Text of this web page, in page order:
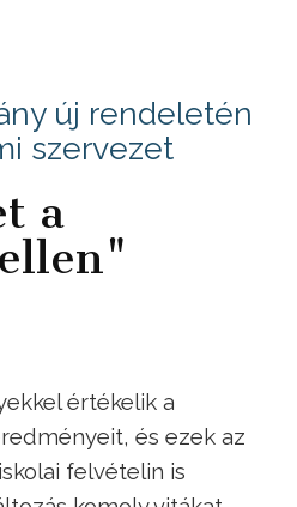
új rendeletén
szervezet
a
értékelik a
és ezek az
felvételin is